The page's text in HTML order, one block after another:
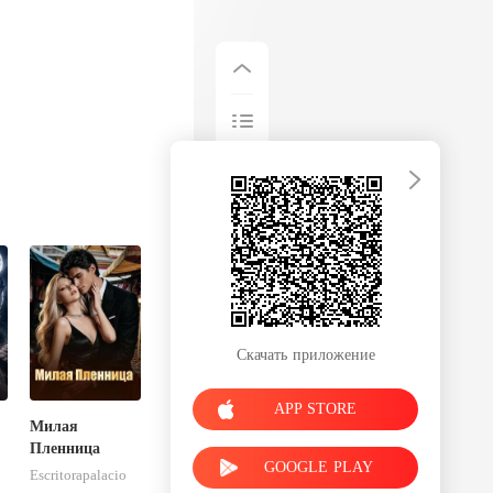
Милая
Пленница
Escritorapalacio
Скачать приложение
APP STORE
GOOGLE PLAY